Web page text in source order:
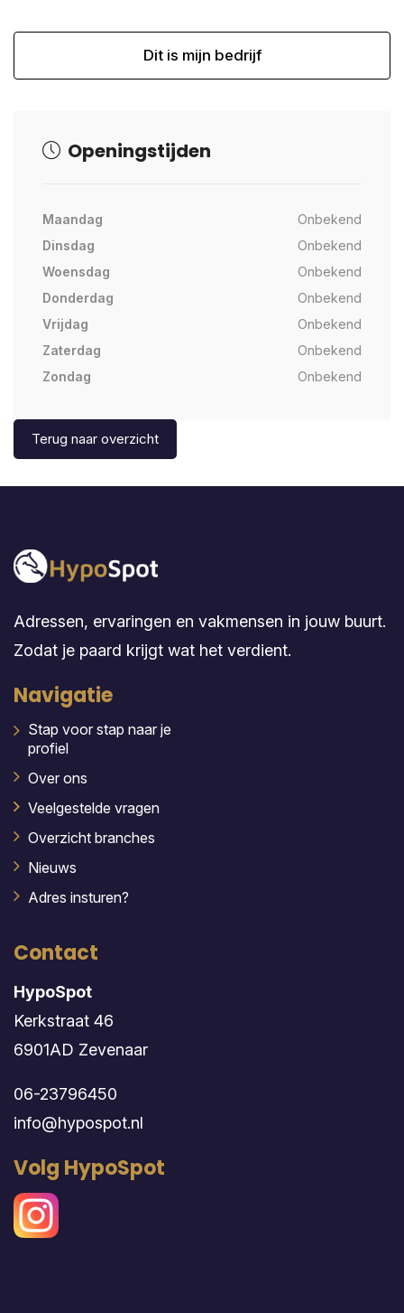
Dit is mijn bedrijf
Openingstijden
Maandag
Onbekend
Dinsdag
Onbekend
Woensdag
Onbekend
Donderdag
Onbekend
Vrijdag
Onbekend
Zaterdag
Onbekend
Zondag
Onbekend
Terug naar overzicht
Adressen, ervaringen en vakmensen in jouw buurt.
Zodat je paard krijgt wat het verdient.
Navigatie
Stap voor stap naar je
profiel
Over ons
Veelgestelde vragen
Overzicht branches
Nieuws
Adres insturen?
Contact
HypoSpot
Kerkstraat 46
6901AD Zevenaar
06-23796450
info@hypospot.nl
Volg HypoSpot